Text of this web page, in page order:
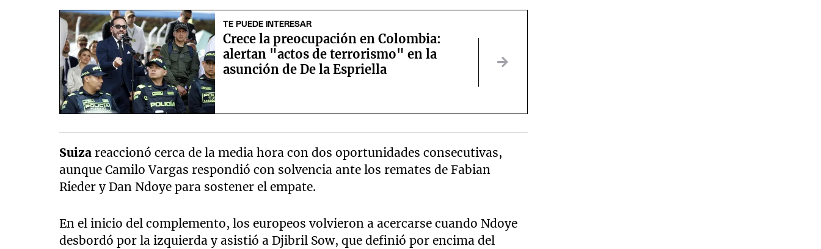
TE PUEDE INTERESAR
Crece la preocupación en Colombia:
alertan "actos de terrorismo" en la
asunción de De la Espriella
Suizareaccionó cerca de la media hora con dos oportunidades consecutivas,
aunque Camilo Vargas respondió con solvencia ante los remates de Fabian
Rieder y Dan Ndoye para sostener el empate.
En el inicio del complemento, los europeos volvieron a acercarse cuando Ndoye
desbordó por la izquierda y asistió a Djibril Sow, que definió por encima del